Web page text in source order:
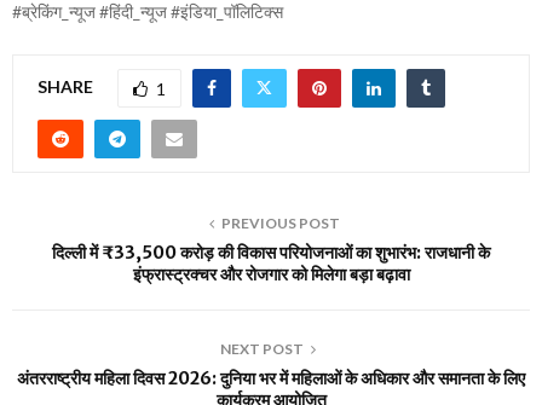
#ब्रेकिंग_न्यूज #हिंदी_न्यूज #इंडिया_पॉलिटिक्स
SHARE 1
PREVIOUS POST
दिल्ली में ₹33,500 करोड़ की विकास परियोजनाओं का शुभारंभ: राजधानी के
इंफ्रास्ट्रक्चर और रोजगार को मिलेगा बड़ा बढ़ावा
NEXT POST
अंतरराष्ट्रीय महिला दिवस 2026: दुनिया भर में महिलाओं के अधिकार और समानता के लिए
कार्यक्रम आयोजित